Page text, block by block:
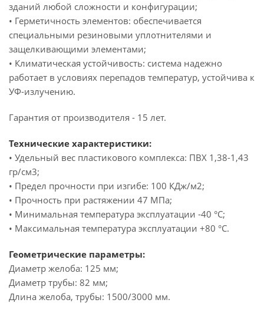
зданий любой сложности и конфигурации;
• Герметичность элементов: обеспечивается
специальными резиновыми уплотнителями и
защелкивающими элементами;
• Климатическая устойчивость: система надежно
работает в условиях перепадов температур, устойчива к
УФ-излучению.
Гарантия от производителя - 15 лет.
Технические характеристики:
• Удельный вес пластикового комплекса: ПВХ 1,38-1,43
гр/см3;
• Предел прочности при изгибе: 100 КДж/м2;
• Прочность при растяжении 47 МПа;
• Минимальная температура эксплуатации -40 °C;
• Максимальная температура эксплуатации +80 °C.
Геометрические параметры:
Диаметр желоба: 125 мм;
Диаметр трубы: 82 мм;
Длина желоба, трубы: 1500/3000 мм.